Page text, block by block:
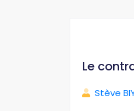
Le
Stève